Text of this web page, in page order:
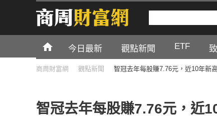
今日最新 觀點新聞 ETF
商周財富網 觀點新聞 智冠去年每股賺7.76元，近10年新
智冠去年每股賺7.76元，近